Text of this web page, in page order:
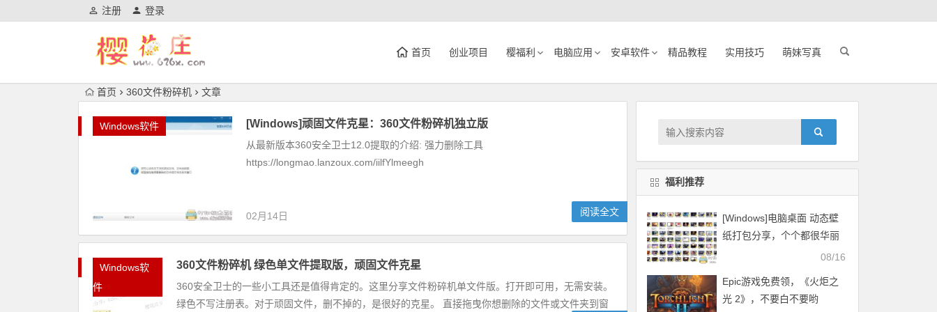
注册 登录
首页 创业项目 樱福利 电脑应用 安卓软件 精品教程 实用技巧 萌妹写真
首页 360文件粉碎机 文章
Windows软件 [Windows]顽固文件克星：360文件粉碎机独立版
从最新版本360安全卫士12.0提取的介绍: 强力删除工具
https://longmao.lanzoux.com/iilfYlmeegh
02月14日 阅读全文
Windows软
件
360文件粉碎机 绿色单文件提取版，顽固文件克星
360安全卫士的一些小工具还是值得肯定的。这里分享文件粉碎机单文件版。打开即可用，无需安装。
绿色不写注册表。对于顽固文件，删不掉的，是很好的克星。 直接拖曳你想删除的文件或文件夹到窗
福利推荐
[Windows]电脑桌面 动态壁
纸打包分享，个个都很华丽
08/16
Epic游戏免费领，《火炬之
光 2》，不要白不要哟